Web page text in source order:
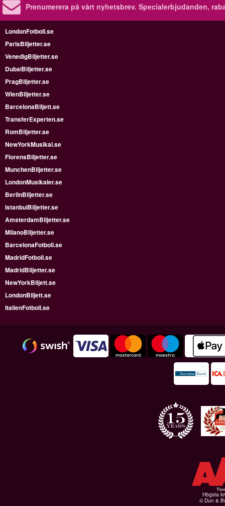
Prenumerera på vårt nyhetsbrev. Specialerbjudanden,
LondonFotboll.se
ParisBiljetter.se
VenedigBiljetter.se
DubaiBiljetter.se
PragBiljetter.se
WienBiljetter.se
BarcelonaBiljett.se
TransferExperten.se
RomBiljetter.se
NewYorkMusikal.se
FlorensBiljetter.se
MunchenBiljetter.se
LondonMusikaler.se
BerlinBiljetter.se
IstanbulBiljetter.se
AmsterdamBiljetter.se
MilanoBiljetter.se
BarcelonaFotboll.se
MadridFotboll.se
MadridBiljetter.se
NewYorkBiljett.se
LondonBiljett.se
ItalienFotboll.se
Högsta
© Dun &